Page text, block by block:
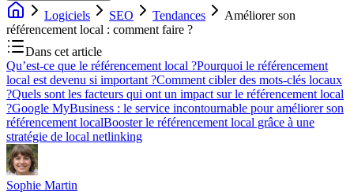
Logiciels
SEO Tendances
Améliorer son
référencement local : comment faire ?
Dans cet article
Qu’est-ce que le référencement local ?Pourquoi le référencement
local est devenu si important ?Comment cibler des mots-clés locaux
?Quels sont les facteurs qui ont un impact sur le référencement local
?Google MyBusiness : le service incontournable pour améliorer son
référencement localBooster le référencement local grâce à une
stratégie de local netlinking
Sophie Martin